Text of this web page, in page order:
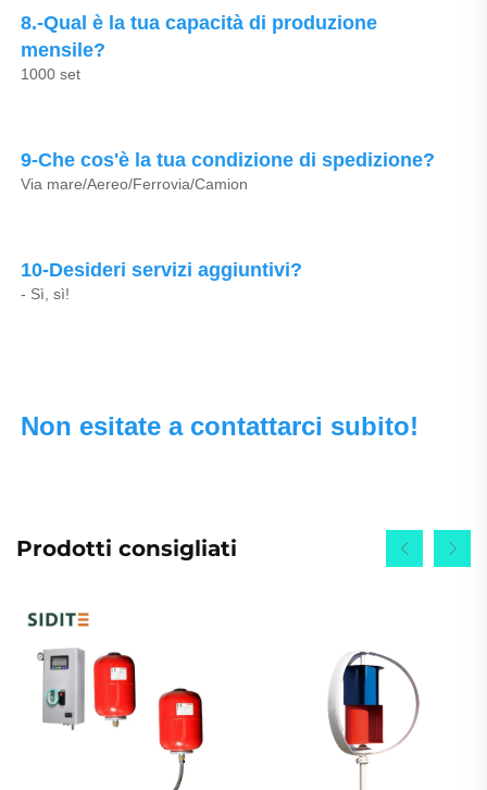
8.-Qual è la tua capacità di produzione
mensile?
1000 set
9-Che cos'è la tua condizione di spedizione?
Via mare/Aereo/Ferrovia/Camion
10-Desideri servizi aggiuntivi?
- Sì, sì!
Non esitate a contattarci subito!
Prodotti consigliati